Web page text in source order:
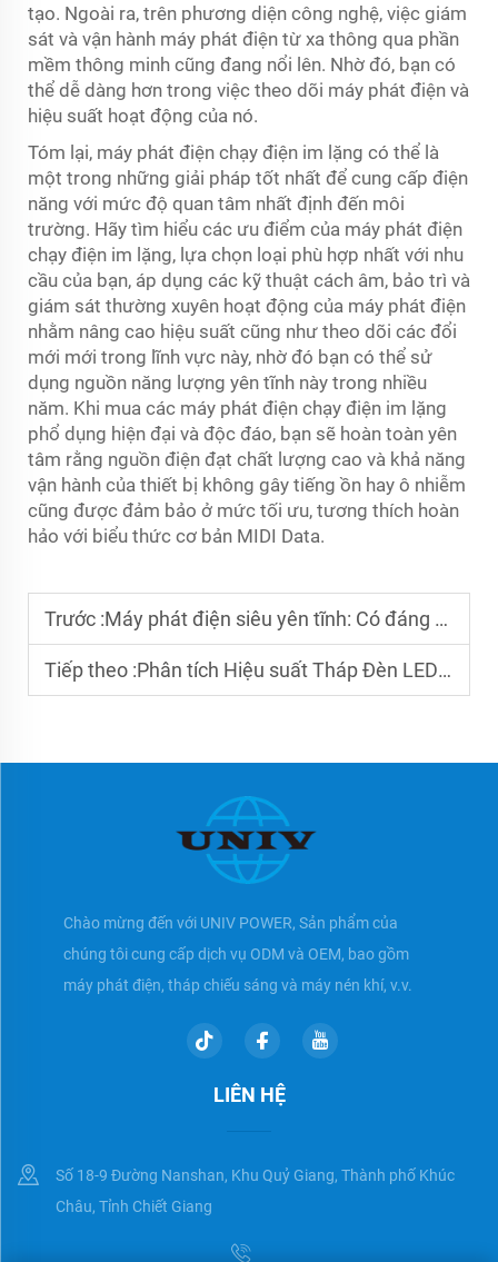
tạo. Ngoài ra, trên phương diện công nghệ, việc giám
sát và vận hành máy phát điện từ xa thông qua phần
mềm thông minh cũng đang nổi lên. Nhờ đó, bạn có
thể dễ dàng hơn trong việc theo dõi máy phát điện và
hiệu suất hoạt động của nó.
Tóm lại, máy phát điện chạy điện im lặng có thể là
một trong những giải pháp tốt nhất để cung cấp điện
năng với mức độ quan tâm nhất định đến môi
trường. Hãy tìm hiểu các ưu điểm của máy phát điện
chạy điện im lặng, lựa chọn loại phù hợp nhất với nhu
cầu của bạn, áp dụng các kỹ thuật cách âm, bảo trì và
giám sát thường xuyên hoạt động của máy phát điện
nhằm nâng cao hiệu suất cũng như theo dõi các đổi
mới mới trong lĩnh vực này, nhờ đó bạn có thể sử
dụng nguồn năng lượng yên tĩnh này trong nhiều
năm. Khi mua các máy phát điện chạy điện im lặng
phổ dụng hiện đại và độc đáo, bạn sẽ hoàn toàn yên
tâm rằng nguồn điện đạt chất lượng cao và khả năng
vận hành của thiết bị không gây tiếng ồn hay ô nhiễm
cũng được đảm bảo ở mức tối ưu, tương thích hoàn
hảo với biểu thức cơ bản MIDI Data.
Trước :Máy phát điện siêu yên tĩnh: Có đáng để mua không?
Tiếp theo :Phân tích Hiệu suất Tháp Đèn LED Năng lượng Mặt trời
Chào mừng đến với UNIV POWER, Sản phẩm của
chúng tôi cung cấp dịch vụ ODM và OEM, bao gồm
máy phát điện, tháp chiếu sáng và máy nén khí, v.v.
LIÊN HỆ
Số 18-9 Đường Nanshan, Khu Quỷ Giang, Thành phố Khúc
Châu, Tỉnh Chiết Giang